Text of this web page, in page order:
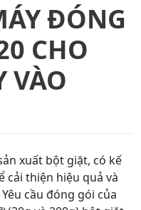
ĐÓNG
CHO
VÀO
xuất bột giặt, có kế
cải thiện hiệu quả và
cầu đóng gói của